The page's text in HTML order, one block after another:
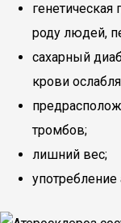
роду людей,
сахарный
крови
тромбов;
лишний вес;
употребление